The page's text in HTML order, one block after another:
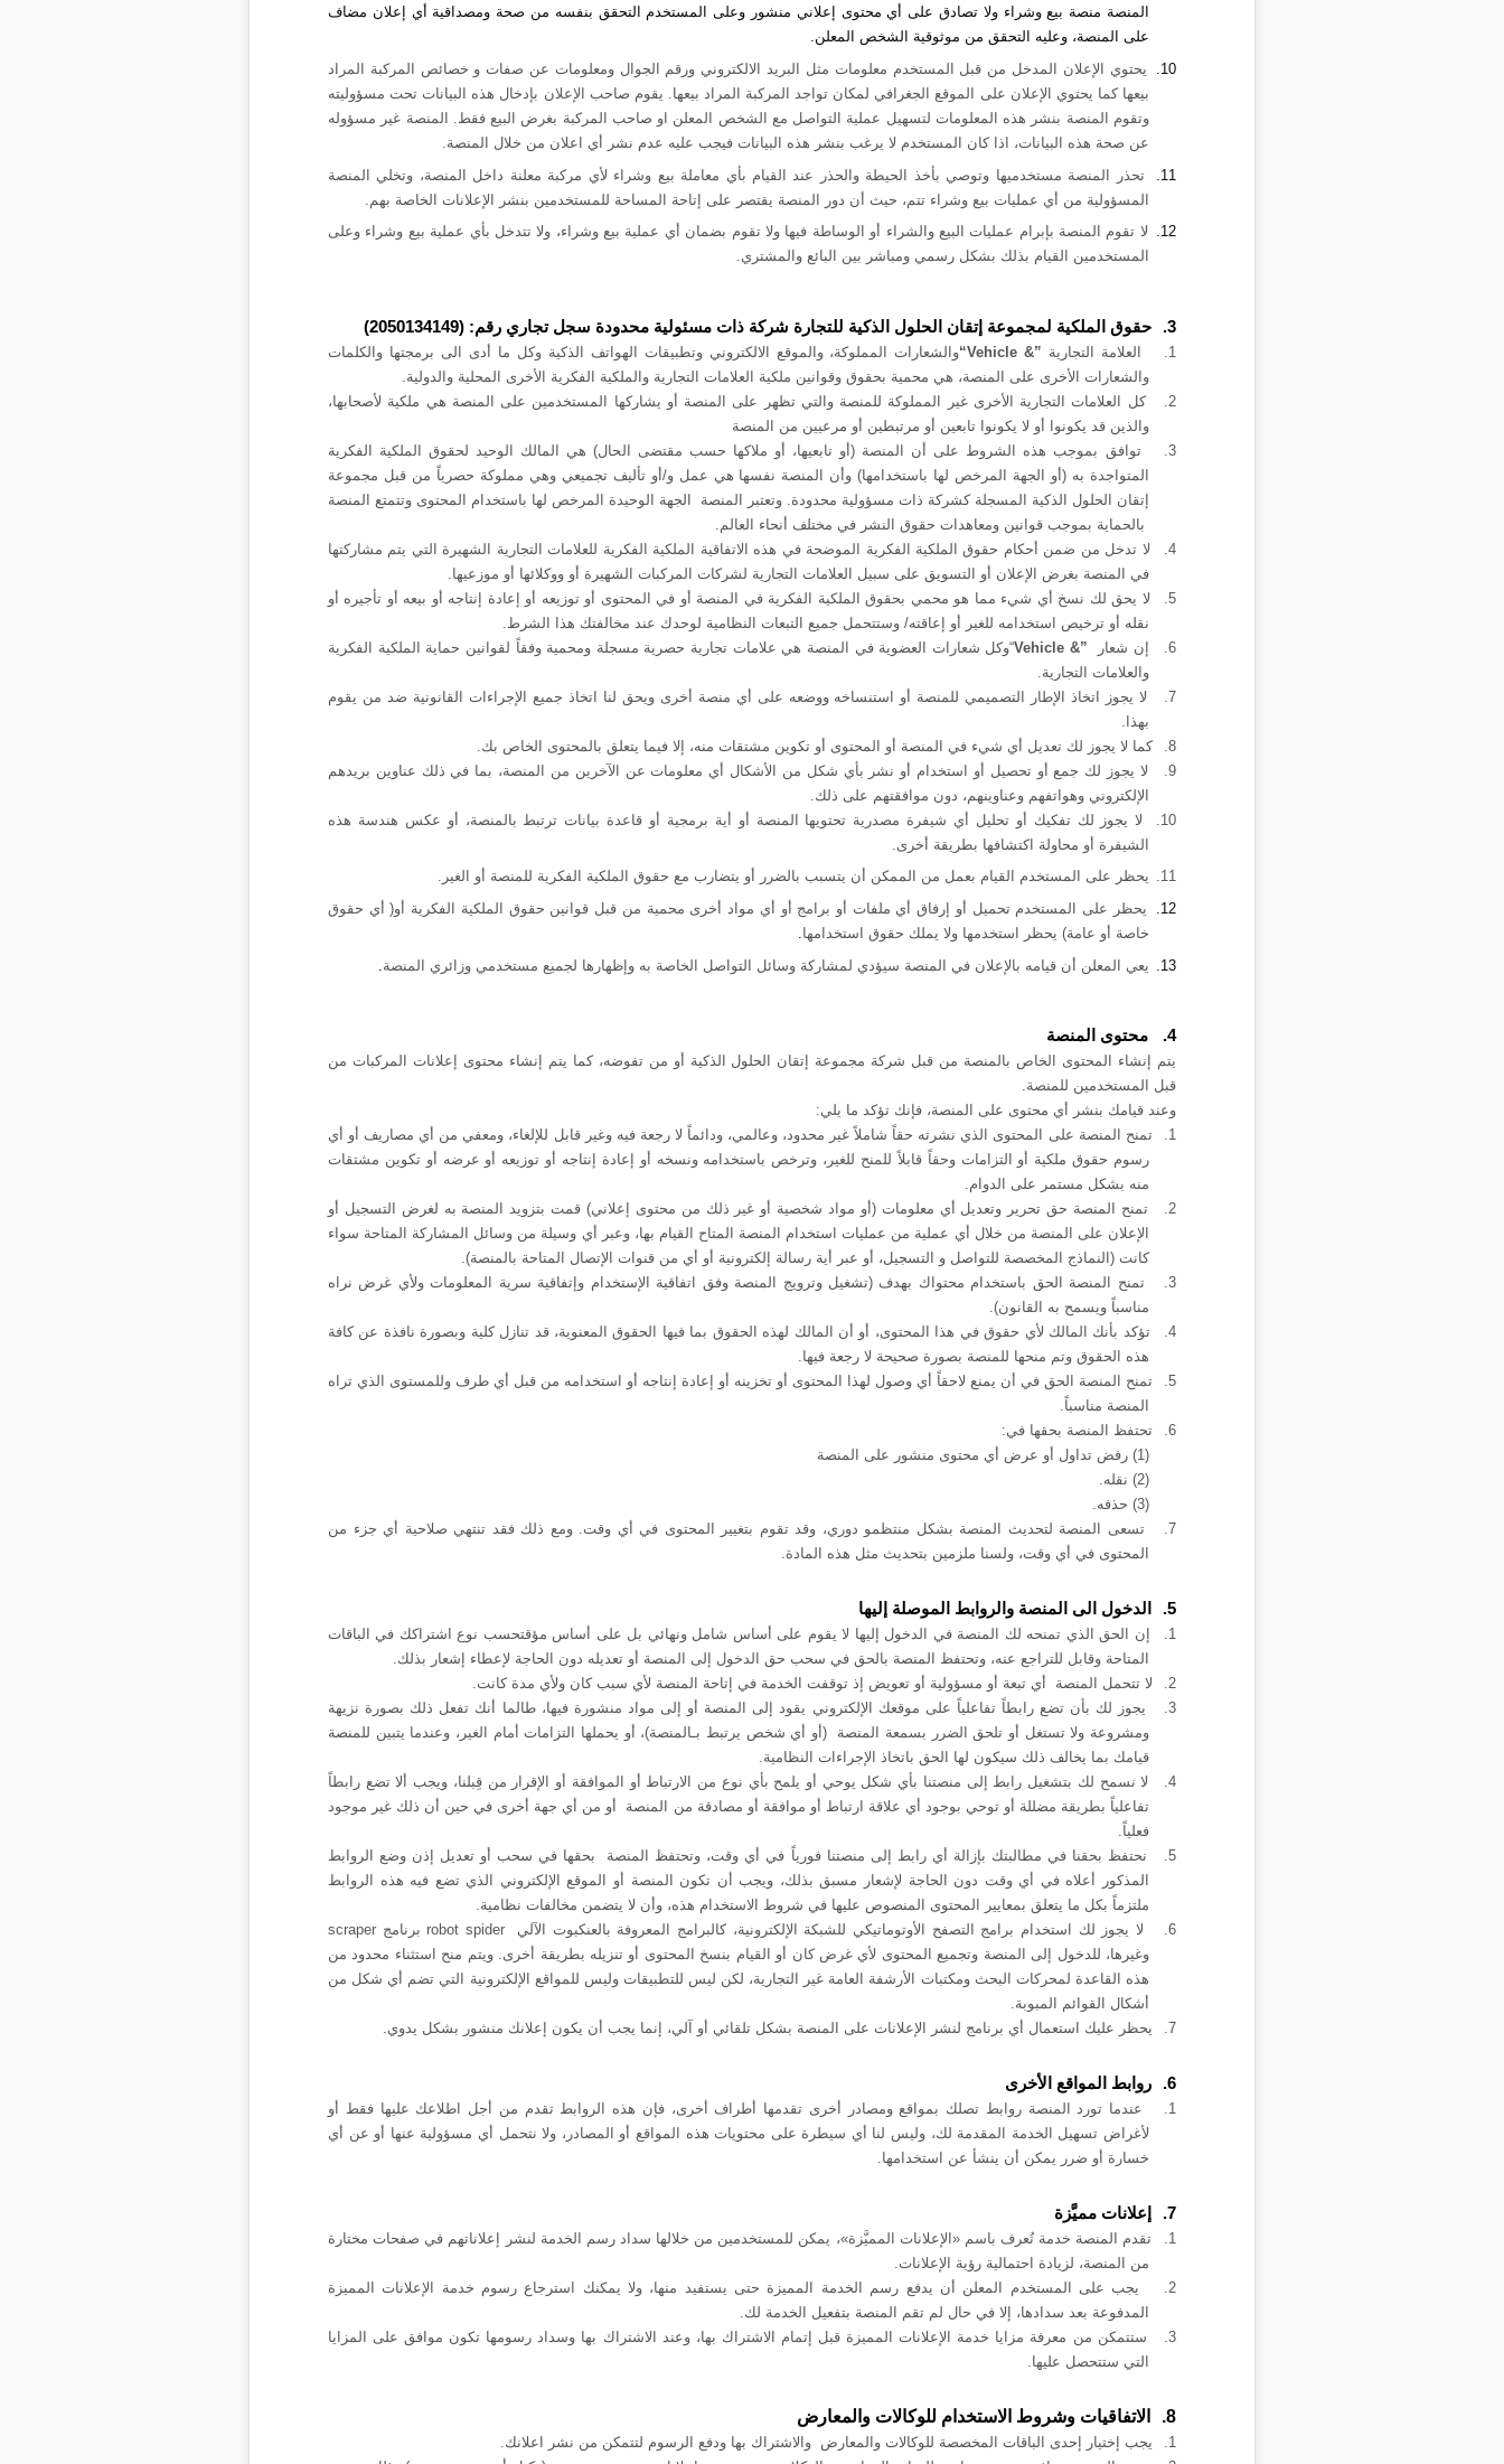
المنصة منصة بيع وشراء ولا تصادق على أي محتوى إعلاني منشور وعلى المستخدم التحقق بنفسه من صحة ومصداقية أي إعلان مضاف
على المنصة، وعليه التحقق من موثوقية الشخص المعلن.
10.
يحتوي الإعلان المدخل من قبل المستخدم معلومات مثل البريد الالكتروني ورقم الجوال ومعلومات عن صفات و خصائص المركبة المراد
بيعها كما يحتوي الإعلان على الموقع الجغرافي لمكان تواجد المركبة المراد بيعها. يقوم صاحب الإعلان بإدخال هذه البيانات تحت مسؤوليته
وتقوم المنصة بنشر هذه المعلومات لتسهيل عملية التواصل مع الشخص المعلن او صاحب المركبة بغرض البيع فقط. المنصة غير مسؤوله
عن صحة هذه البيانات، اذا كان المستخدم لا يرغب بنشر هذه البيانات فيجب عليه عدم نشر أي اعلان من خلال المنصة.
11.
تحذر المنصة مستخدميها وتوصي بأخذ الحيطة والحذر عند القيام بأي معاملة بيع وشراء لأي مركبة معلنة داخل المنصة، وتخلي المنصة
المسؤولية من أي عمليات بيع وشراء تتم، حيث أن دور المنصة يقتصر على إتاحة المساحة للمستخدمين بنشر الإعلانات الخاصة بهم.
12.
لا تقوم المنصة بإبرام عمليات البيع والشراء أو الوساطة فيها ولا تقوم بضمان أي عملية بيع وشراء، ولا تتدخل بأي عملية بيع وشراء وعلى
المستخدمين القيام بذلك بشكل رسمي ومباشر بين البائع والمشتري.
3. حقوق الملكية لمجموعة إتقان الحلول الذكية للتجارة شركة ذات مسئولية محدودة سجل تجاري رقم: (2050134149)
1. العلامة التجارية “Vehicle &”والشعارات المملوكة، والموقع الالكتروني وتطبيقات الهواتف الذكية وكل ما أدى الى برمجتها والكلمات
والشعارات الأخرى على المنصة، هي محمية بحقوق وقوانين ملكية العلامات التجارية والملكية الفكرية الأخرى المحلية والدولية.
2.
كل العلامات التجارية الأخرى غير المملوكة للمنصة والتي تظهر على المنصة أو يشاركها المستخدمين على المنصة هي ملكية لأصحابها،
والذين قد يكونوا أو لا يكونوا تابعين أو مرتبطين أو مرعيين من المنصة
3.
توافق بموجب هذه الشروط على أن المنصة (أو تابعيها، أو ملاكها حسب مقتضى الحال) هي المالك الوحيد لحقوق الملكية الفكرية
المتواجدة به (أو الجهة المرخص لها باستخدامها) وأن المنصة نفسها هي عمل و/أو تأليف تجميعي وهي مملوكة حصرياً من قبل مجموعة
إتقان الحلول الذكية المسجلة كشركة ذات مسؤولية محدودة. وتعتبر المنصة الجهة الوحيدة المرخص لها باستخدام المحتوى وتتمتع المنصة
بالحماية بموجب قوانين ومعاهدات حقوق النشر في مختلف أنحاء العالم
4.
لا تدخل من ضمن أحكام حقوق الملكية الفكرية الموضحة في هذه الاتفاقية الملكية الفكرية للعلامات التجارية الشهيرة التي يتم مشاركتها
في المنصة بغرض الإعلان أو التسويق على سبيل العلامات التجارية لشركات المركبات الشهيرة أو ووكلائها أو موزعيها.
5.
لا يحق لك نسخ أي شيء مما هو محمي بحقوق الملكية الفكرية في المنصة أو في المحتوى أو توزيعه أو إعادة إنتاجه أو بيعه أو تأجيره أو
نقله أو ترخيص استخدامه للغير أو إعاقته/ وستتحمل جميع التبعات النظامية لوحدك عند مخالفتك هذا الشرط.
6.
إن شعار “Vehicle &” وكل شعارات العضوية في المنصة هي علامات تجارية حصرية مسجلة ومحمية وفقاً لقوانين حماية الملكية الفكرية
والعلامات التجارية.
7.
لا يجوز اتخاذ الإطار التصميمي للمنصة أو استنساخه ووضعه على أي منصة أخرى ويحق لنا اتخاذ جميع الإجراءات القانونية ضد من يقوم
بهذا.
8.
كما لا يجوز لك تعديل أي شيء في المنصة أو المحتوى أو تكوين مشتقات منه، إلا فيما يتعلق بالمحتوى الخاص بك
9.
لا يجوز لك جمع أو تحصيل أو استخدام أو نشر بأي شكل من الأشكال أي معلومات عن الآخرين من المنصة، بما في ذلك عناوين بريدهم
الإلكتروني وهواتفهم وعناوينهم، دون موافقتهم على ذلك
10.
لا يجوز لك تفكيك أو تحليل أي شيفرة مصدرية تحتويها المنصة أو أية برمجية أو قاعدة بيانات ترتبط بالمنصة، أو عكس هندسة هذه
الشيفرة أو محاولة اكتشافها بطريقة أخرى
11.
يحظر على المستخدم القيام بعمل من الممكن أن يتسبب بالضرر أو يتضارب مع حقوق الملكية الفكرية للمنصة أو الغير.
12.
يحظر على المستخدم تحميل أو إرفاق أي ملفات أو برامج أو أي مواد أخرى محمية من قبل قوانين حقوق الملكية الفكرية أو( أي حقوق
خاصة أو عامة) يحظر استخدمها ولا يملك حقوق استخدامها
13.
يعي المعلن أن قيامه بالإعلان في المنصة سيؤدي لمشاركة وسائل التواصل الخاصة به وإظهارها لجميع مستخدمي وزائري المنصة
4. محتوى المنصة
يتم إنشاء المحتوى الخاص بالمنصة من قبل شركة مجموعة إتقان الحلول الذكية أو من تفوضه، كما يتم إنشاء محتوى إعلانات المركبات من
قبل المستخدمين للمنصة.
وعند قيامك بنشر أي محتوى على المنصة، فإنك تؤكد ما يلي:
1.
تمنح المنصة على المحتوى الذي نشرته حقاً شاملاً غير محدود، وعالمي،ودائماً لا رجعة فيه وغير قابل للإلغاء، ومعفي من أي مصاريف أو أي
رسوم حقوق ملكية أو التزامات وحقاً قابلاً للمنح للغير ، وترخص باستخدامهونسخه أو إعادة إنتاجه أو توزيعه أو عرضه أو تكوين مشتقات
منه بشكل مستمر على الدوام.
2.
تمنح المنصة حق تحرير وتعديل أي معلومات (أو مواد شخصية أو غير ذلك من محتوى إعلاني) قمت بتزويد المنصة به لغرض التسجيل أو
الإعلان على المنصة من خلال أي عملية من عمليات استخدام المنصة المتاح القيام بها، وعبر أي وسيلة من وسائل المشاركة المتاحة سواء
كانت (النماذج المخصصة للتواصل و التسجيل، أو عبر أية رسالة إلكترونية أو أي من قنوات الإتصال المتاحة بالمنصة).
3.
تمنح المنصة الحق باستخدام محتواك بهدف (تشغيل وترويج المنصة وفق اتفاقية الإستخدام وإتفاقية سرية المعلوماتولأي غرض نراه
مناسباً ويسمح به القانون).
4.
تؤكد بأنك المالك لأي حقوق في هذا المحتوى، أو أن المالك لهذه الحقوق بما فيها الحقوق المعنوية، قد تنازل كلية وبصورة نافذة عن كافة
هذه الحقوق وتم منحها للمنصة بصورة صحيحة لا رجعة فيها.
5.
تمنح المنصة الحق في أن يمنع لاحقاً أي وصول لهذا المحتوى أو تخزينه أو إعادة إنتاجه أو استخدامه من قبل أي طرف وللمستوى الذي تراه
المنصة مناسباً
6.
تحتفظ المنصة بحقها في:
(1) رفض تداول أو عرض أي محتوى منشور على المنصة
(2) نقله.
(3) حذفه
7.
تسعى المنصة لتحديث المنصة بشكل منتظمو دوري، وقد تقوم بتغيير المحتوى في أي وقت. ومع ذلك فقد تنتهي صلاحية أي جزء من
المحتوى في أي وقت، ولسنا ملزمين بتحديث مثل هذه المادة
5. الدخول الى المنصة والروابط الموصلة إليها
1. إن الحق الذي تمنحه لك المنصة في الدخول إليها لا يقوم على أساس شامل ونهائي بل على أساس مؤقتحسب نوع اشتراكك في الباقات
المتاحة وقابل للتراجع عنه، وتحتفظ المنصة بالحق في سحب حق الدخول إلى المنصة أو تعديله دون الحاجة لإعطاء إشعار بذلك
2.
لا تتحمل المنصة أي تبعة أو مسؤولية أو تعويض إذ توقفت الخدمة في إتاحة المنصة لأي سبب كان ولأي مدة كانت
3.
يجوز لك بأن تضع رابطاً تفاعلياً على موقعك الإلكتروني يقود إلى المنصة أو إلى مواد منشورة فيها، طالما أنك تفعل ذلك بصورة نزيهة
ومشروعة ولا تستغل أو تلحق الضرر بسمعة المنصة (أو أي شخص يرتبط بـالمنصة)، أو يحملها التزامات أمام الغير، وعندما يتبين للمنصة
قيامك بما يخالف ذلك سيكون لها الحق باتخاذ الإجراءات النظامية.
4.
لا نسمح لك بتشغيل رابط إلى منصتنا بأي شكل يوحي أو يلمح بأي نوع من الارتباط أو الموافقة أو الإقرار من قِبلنا، ويجب ألا تضع رابطاً
تفاعلياً بطريقة مضللة أو توحي بوجود أي علاقة ارتباط أو موافقة أو مصادقة من المنصة
أو من أي جهة أخرى في حين أن ذلك غير موجود
فعلياً
5.
نحتفظ بحقنا في مطالبتك بإزالة أي رابط إلى منصتنا فورياً في أي وقت، وتحتفظ المنصة بحقها في سحب أو تعديل إذن وضع الروابط
المذكور أعلاه في أي وقت دون الحاجة لإشعار مسبق بذلك، ويجب أن تكون المنصة أو الموقع الإلكتروني الذي تضع فيه هذه الروابط
ملتزماً بكل ما يتعلق بمعايير المحتوى المنصوص عليها في شروط الاستخدام هذه، وأن لا يتضمن مخالفات نظامية.
6.
لا يجوز لك استخدام برامج التصفح الأوتوماتيكي للشبكة الإلكترونية، كالبرامج المعروفة بالعنكبوت الآليrobot spider برنامج scraper
وغيرها، للدخول إلى المنصة وتجميع المحتوى لأي غرض كان أو القيام بنسخ المحتوى أو تنزيله بطريقة أخرى. ويتم منح استثناء محدود من
هذه القاعدة لمحركات البحث ومكتبات الأرشفة العامة غير التجارية، لكن ليس للتطبيقات وليس للمواقع الإلكترونية التي تضم أي شكل من
أشكال القوائم المبوبة.
7.
يحظر عليك استعمال أي برنامج لنشر الإعلانات على المنصة بشكل تلقائي أو آلي، إنما يجب أن يكون إعلانك منشور بشكل يدوي
6. روابط المواقع الأخرى
1.
عندما تورد المنصة روابط تصلك بمواقع ومصادر أخرى تقدمها أطراف أخرى، فإن هذه الروابط تقدم من أجل اطلاعك عليها فقط أو
لأغراض تسهيل الخدمة المقدمة لك، وليس لنا أي سيطرة على محتويات هذه المواقع أو المصادر، ولا نتحمل أي مسؤولية عنها أو عن أي
خسارة أو ضرر يمكن أن ينشأ عن استخدامها
7. إعلانات مميَّزة
1. تقدم المنصة خدمة تُعرف باسم «الإعلانات المميَّزة»، يمكن للمستخدمين من خلالها سداد رسم الخدمة لنشر إعلاناتهم في صفحات مختارة
من المنصة، لزيادة احتمالية رؤية الإعلانات.
2.
يجب على المستخدم المعلن أن يدفع رسم الخدمة المميزة حتى يستفيد منها، ولا يمكنك استرجاع رسوم خدمة الإعلانات المميزة
المدفوعة بعد سدادها، إلا في حال لم تقم المنصة بتفعيل الخدمة لك.
3.
ستتمكن من معرفة مزايا خدمة الإعلانات المميزة قبل إتمام الاشتراك بها، وعند الاشتراك بها وسداد رسومها تكون موافق على المزايا
التي ستتحصل عليها.
8. الاتفاقيات وشروط الاستخدام للوكالات والمعارض
1.
يجب إختيار إحدى الباقات المخصصة للوكالات والمعارض والاشتراك بها ودفع الرسوم لتتمكن من نشر اعلانك.